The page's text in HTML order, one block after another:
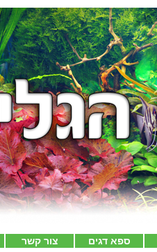
ספא דגים צור קשר